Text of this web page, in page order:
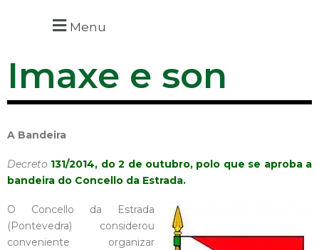
Menu
Imaxe e son
A Bandeira
Decreto 131/2014, do 2 de outubro, polo que se aproba a
bandeira do Concello da Estrada.
O Concello da Estrada
(Pontevedra) considerou
conveniente organizar